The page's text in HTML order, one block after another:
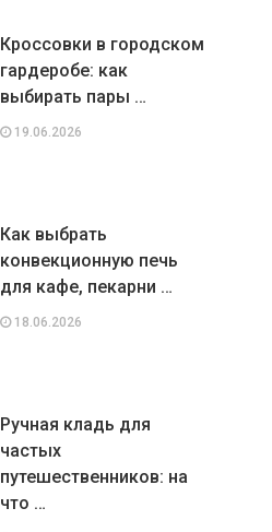
Кроссовки в городском
гардеробе: как
выбирать пары …
19.06.2026
Как выбрать
конвекционную печь
для кафе, пекарни …
18.06.2026
Ручная кладь для
частых
путешественников: на
что …